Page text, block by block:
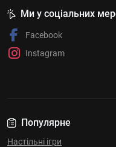
Популярне
Настільні ігри
Ми у соціальних
Facebook
Instagram